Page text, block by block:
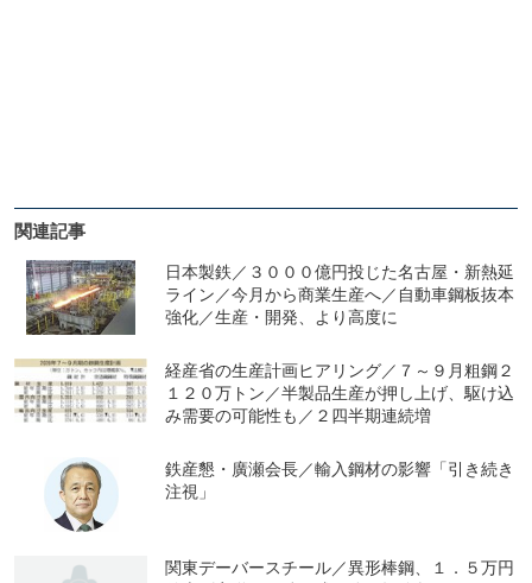
関連記事
日本製鉄／３０００億円投じた名古屋・新熱延
ライン／今月から商業生産へ／自動車鋼板抜本
強化／生産・開発、より高度に
経産省の生産計画ヒアリング／７～９月粗鋼２
１２０万トン／半製品生産が押し上げ、駆け込
み需要の可能性も／２四半期連続増
鉄産懇・廣瀬会長／輸入鋼材の影響「引き続き
注視」
関東デーバースチール／異形棒鋼、１．５万円